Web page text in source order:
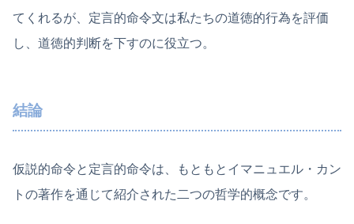
てくれるが、定言的命令文は私たちの道徳的行為を評価
し、道徳的判断を下すのに役立つ。
結論
仮説的命令と定言的命令は、もともとイマニュエル・カン
トの著作を通じて紹介された二つの哲学的概念です。